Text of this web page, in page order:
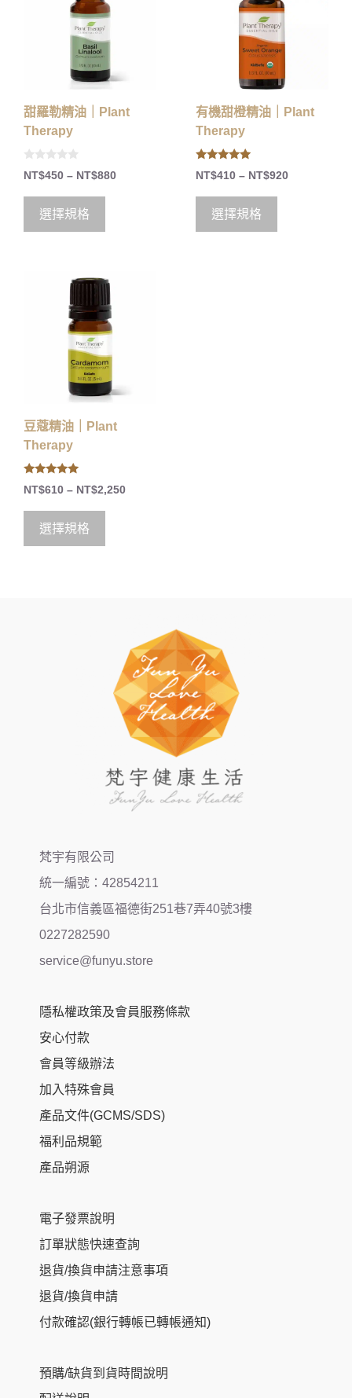
甜羅勒精油｜Plant
Therapy
0
o
5
NT$450 – NT$880
選擇規格
有機甜橙精油｜Plant
Therapy
5.00
out of 5
NT$410 – NT$920
選擇規格
豆蔻精油｜Plant
Therapy
5.00
out of 5
NT$610 – NT$2,250
選擇規格
梵宇有限公司
統一編號：42854211
台北市信義區福德街251巷7弄40號3樓
0227282590
service@funyu.store
隱私權政策及會員服務條款
安心付款
會員等級辦法
加入特殊會員
產品文件(GCMS/SDS)
福利品規範
產品朔源
電子發票說明
訂單狀態快速查詢
退貨/換貨申請注意事項
退貨/換貨申請
付款確認(銀行轉帳已轉帳通知)
預購/缺貨到貨時間說明